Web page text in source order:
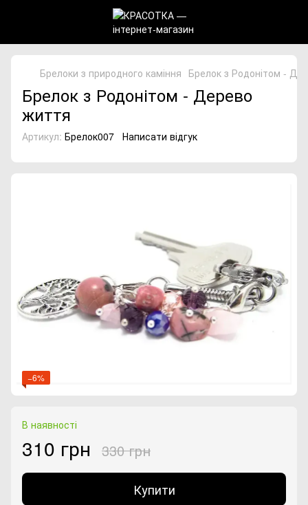
Брелоки з природного каміння Брелок з Родонітом -
Брелок з Родонітом - Дерево
життя
Артикул: Брелок007 Написати відгук
−6%
В наявності
310 грн 330 грн
Купити